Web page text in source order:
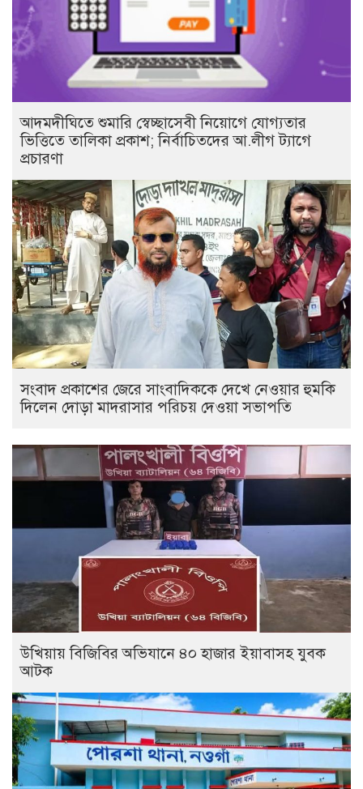
আদমদীঘিতে শুমারি স্বেচ্ছাসেবী নিয়োগে যোগ্যতার
ভিত্তিতে তালিকা প্রকাশ; নির্বাচিতদের আ.লীগ ট্যাগে
প্রচারণা
সংবাদ প্রকাশের জেরে সাংবাদিককে দেখে নেওয়ার হুমকি
দিলেন দোড়া মাদরাসার পরিচয় দেওয়া সভাপতি
উখিয়ায় বিজিবির অভিযানে ৪০ হাজার ইয়াবাসহ যুবক
আটক